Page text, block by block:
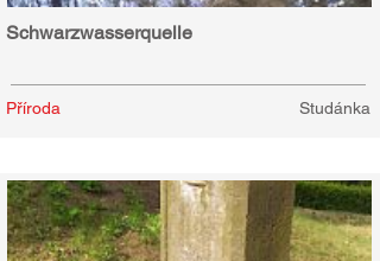
Schwarzwasserquelle
Příroda Studánka